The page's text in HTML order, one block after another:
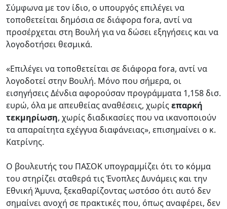
Σύμφωνα με τον ίδιο, ο υπουργός επιλέγει να
τοποθετείται δημόσια σε διάφορα fora, αντί να
προσέρχεται στη Βουλή για να δώσει εξηγήσεις και να
λογοδοτήσει θεσμικά.
«Επιλέγει να τοποθετείται σε διάφορα fora, αντί να
λογοδοτεί στην Βουλή. Μόνο που σήμερα, οι
εισηγήσεις Δένδια αφορούσαν προγράμματα 1,158 δισ.
ευρώ, όλα με απευθείας αναθέσεις, χωρίςεπαρκή
τεκμηρίωση, χωρίς διαδικασίες που να ικανοποιούν
τα απαραίτητα εχέγγυα διαφάνειας», επισημαίνει ο κ.
Κατρίνης.
Ο βουλευτής του ΠΑΣΟΚ υπογραμμίζει ότι το κόμμα
του στηρίζει σταθερά τις Ένοπλες Δυνάμεις και την
Εθνική Άμυνα, ξεκαθαρίζοντας ωστόσο ότι αυτό δεν
σημαίνει ανοχή σε πρακτικές που, όπως αναφέρει, δεν